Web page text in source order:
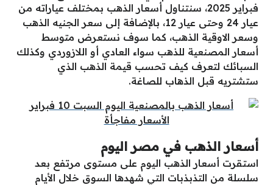
فبراير 2025، سنتناول أسعار الذهب بمختلف عياراته من
عيار 24 وحتى عيار 12، بالإضافة إلى سعر الجنيه الذهب
وسعر الاوقية الذهب، كما سوف نستعرض متوسط
أسعار المصنعية للذهب سواء العادي أو اللازوردي وكذلك
السبائك لتعرف كيف تحسب قيمة الذهب الذي
ستشتريه قبل الذهاب للصاغة.
أسعار الذهب في مصر اليوم
استقرت أسعار الذهب اليوم على مستوى مرتفع بعد
سلسلة من التذبذبات التي شهدها السوق خلال الأيام